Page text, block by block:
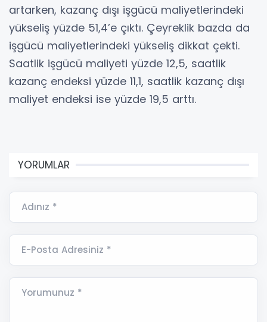
artarken, kazanç dışı işgücü maliyetlerindeki
yükseliş yüzde 51,4’e çıktı. Çeyreklik bazda da
işgücü maliyetlerindeki yükseliş dikkat çekti.
Saatlik işgücü maliyeti yüzde 12,5, saatlik
kazanç endeksi yüzde 11,1, saatlik kazanç dışı
maliyet endeksi ise yüzde 19,5 arttı.
YORUMLAR
Adınız *
E-Posta Adresiniz *
Yorumunuz *